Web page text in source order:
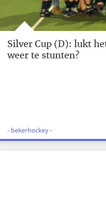
Silver Cup (D): lukt
weer te stunten?
- bekerhockey -